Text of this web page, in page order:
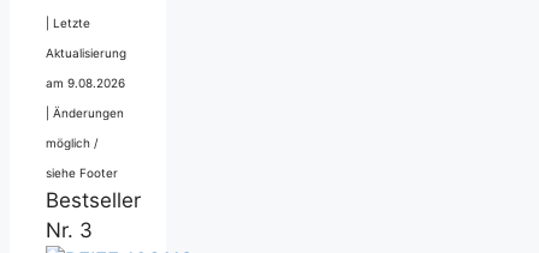
Letzte
Aktualisierung
am 9.08.2026
Änderungen
möglich /
siehe Footer
Bestseller
Nr. 3